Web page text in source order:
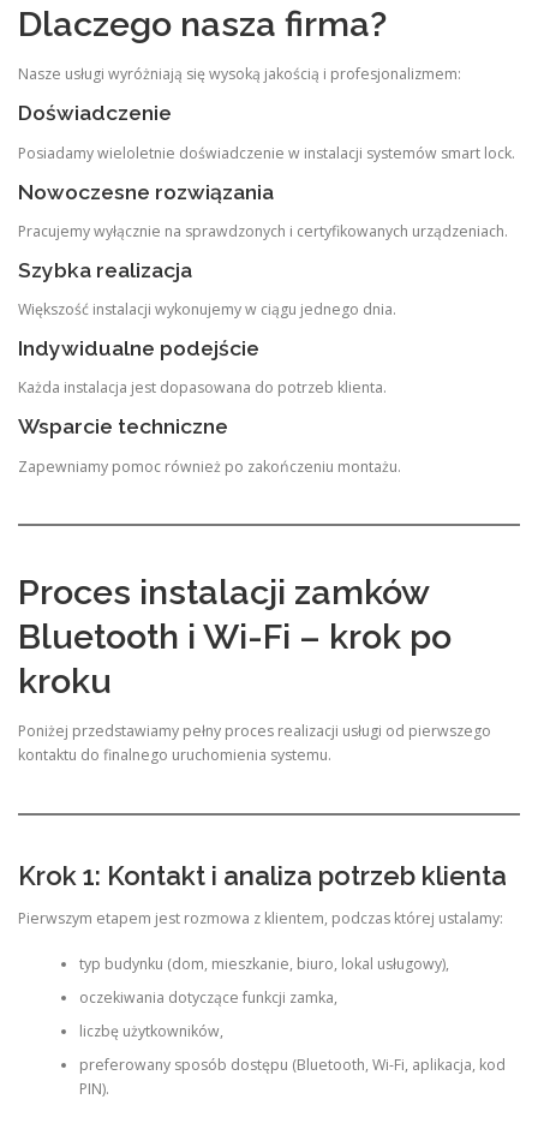
Dlaczego nasza firma?
Nasze usługi wyróżniają się wysoką jakością i profesjonalizmem:
Doświadczenie
Posiadamy wieloletnie doświadczenie w instalacji systemów smart lock.
Nowoczesne rozwiązania
Pracujemy wyłącznie na sprawdzonych i certyfikowanych urządzeniach.
Szybka realizacja
Większość instalacji wykonujemy w ciągu jednego dnia.
Indywidualne podejście
Każda instalacja jest dopasowana do potrzeb klienta.
Wsparcie techniczne
Zapewniamy pomoc również po zakończeniu montażu.
Proces instalacji zamków
Bluetooth i Wi-Fi – krok po
kroku
Poniżej przedstawiamy pełny proces realizacji usługi od pierwszego
kontaktu do finalnego uruchomienia systemu.
Krok 1: Kontakt i analiza potrzeb klienta
Pierwszym etapem jest rozmowa z klientem, podczas której ustalamy:
typ budynku (dom, mieszkanie, biuro, lokal usługowy),
oczekiwania dotyczące funkcji zamka,
liczbę użytkowników,
preferowany sposób dostępu (Bluetooth, Wi-Fi, aplikacja, kod
PIN).